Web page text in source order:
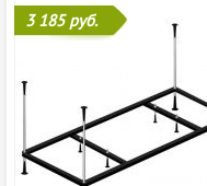
3 185 руб.